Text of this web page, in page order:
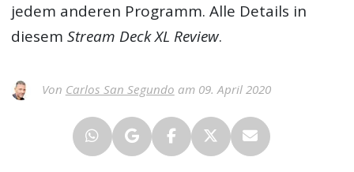
jedem anderen Programm. Alle Details in
diesemStream Deck XL Review.
Von Carlos San Segundo am 09. April 2020